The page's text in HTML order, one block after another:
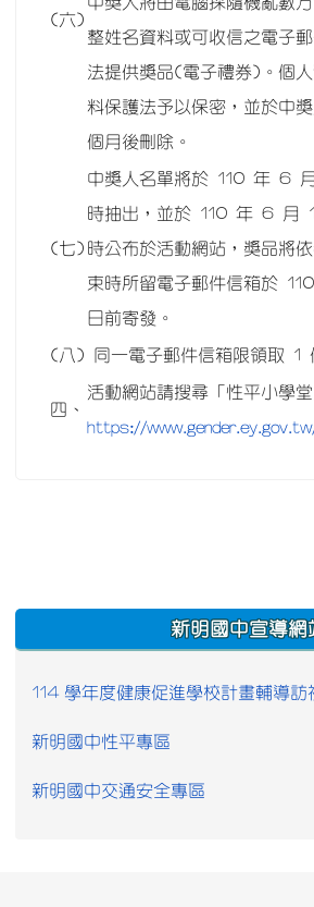
(六)
整姓名資料或可收信之電子
法提供獎品(電子禮券)。個
料保護法予以保密，並於中
個月後刪除。
(七)
中獎人名單將於 110 年 6
時抽出，並於 110 年 6 月
時公布於活動網站，獎品將
束時所留電子郵件信箱於
日前寄發。
(八) 同一電子郵件信箱限領取 1
四、
活動網站請搜尋「性平小學
https://
:::
新明國中宣導網
114 學年度健康促進學校計畫輔導訪
新明國中性平專區
新明國中交通安全專區